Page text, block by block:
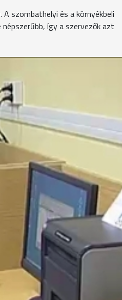
szombathelyi és a környékbeli
így a szervezők azt
számítástechnika történetére
helyen végeztek. A felkészítő
uniós pályázatból
feladatait.
teljesíteni. Ez rangot jelent
kaptak. A csapatoknak a
külön díjjal ismerték el.